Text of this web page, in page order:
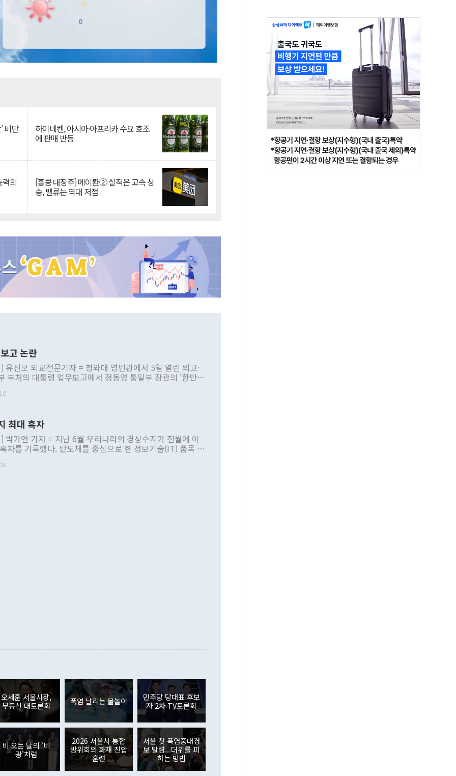
비만 하이네켄, 아시아·아프리카 수요 호조
에 판매 반등
의 [홍콩 대장주] 메이퇀② 실적은 고속 상
승, 밸류는 역대 저점
고 논란
유신모 외교전문기자 = 청와대 영빈관에서 5일 열린 외교·
부처의 대통령 업무보고에서 정동영 통일부 장관의 '한반도
부 내 조율을 거치지 않은 사안을 정책으로 추진하겠다고 공
근거한 비현실적 구상'이라는 비판을 내놨다. 그동안 정 장
관련 발언이 물의를 빚은 적은 여러 번 있지만 대통령과 유
공개적으로 부정적 입장을 표명한 것은 이례적이다. 정 장
북 접근법과 월권을 제어해야 한다는 목소리도 높아지고 있
사후 브리핑에서 정 장관이 언급한 '4자 회담'에 대해 "이상
블라디보스토크에서 열리는 '동방경제포럼(EEF)'을 언급하
서 (참석을) 검토하고 있다"고 발언한 데 대해서도 조 장관
부의 몫"이라며 "아직 거기까지 진도가 나가지 않았다"고
이 이날 소개한 대북 구상과 설명은 정부 내 조율을 거치지
서 문제가 있다. 특히 주적 표현 대체와 국호 사용, 9·19 군
자회담 추진 등은 통일부 장관이 결정할 사안이 아니어서 월
나오고 있다. 이 대통령은 정 장관의 업무보고를 듣고 난
고에 발표했다고 승인난 건 아니다"라고 재차 확인했다. 정
은 "정 장관의 발언 내용은 대부분 국가안전보장회의(NSC)
사안이 아닌 정 장관의 개인적 생각에 가깝다"며 "안보 관
최대 흑자
박가연 기자 = 지난 6월 우리나라의 경상수지가 전월에 이
자를 기록했다. 반도체를 중심으로 한 정보기술(IT) 품목 수
르
늘어난 데다 전월 분기배당에 따른 기저효과로 배당지급이
억9000만달러)을 넘어선 것이다. 직접투자에서는 내국
80억1000만달러, 외국인의 국내투자가 46억3000만달러
증권투자에서는 외국인의 국내 주식 매도세가 이어졌다. 외
식 투자는 차익실현 매도 등의 영향으로 316억1000만달러
(-310억5000만달러)에 이어 역대 최대 순매도 기록을 다시
인의 국내 채권투자는 세계국채지수(WGBI) 자금 유입에도
래 영향으로 증가 폭이 줄어든 52억9000만달러를 기록했
외 증권투자는 주식을 중심으로 35억6000만달러 증가했
오세훈 서울시장,
부동산 대토론회
폭염 날리는 물놀이
민주당 당대표 후보
자 2차 TV토론회
비 오는 날의 '비
광'처럼
2026 서울시 통합
방위회의 화재 진압
훈련
서울 첫 폭염중대경
보 발령...더위를 피
하는 방법